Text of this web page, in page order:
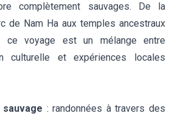
complètement sauvages. De la
de Nam Ha aux temples ancestraux
ce voyage est un mélange entre
culturelle et expériences locales
: randonnées à travers des